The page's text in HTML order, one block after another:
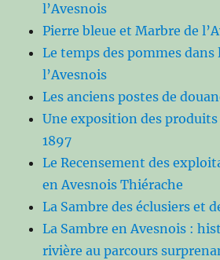
l’Avesnois
Pierre bleue et Marbre de
Le temps des pommes dans
l’Avesnois
Les anciens postes de
Une exposition des
1897
Le Recensement des
en Avesnois Thiérache
La Sambre des éclusiers et
La Sambre en Avesnois :
rivière au parcours